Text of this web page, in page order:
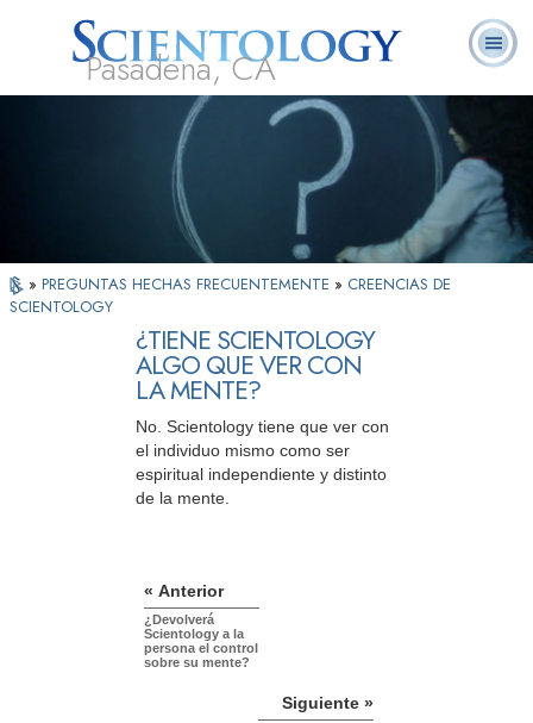
Pasadena, CA
¿Qué es
Scientology?
Ministros
Voluntarios
Preguntas
Frecuentes
» PREGUNTAS HECHAS FRECUENTEMENTE » CREENCIAS DE
SCIENTOLOGY
¿TIENE SCIENTOLOGY
ALGO QUE VER CON
LA MENTE?
No. Scientology tiene que ver con
el individuo mismo como ser
espiritual independiente y distinto
de la mente.
« Anterior
¿Devolverá
Scientology a la
persona el control
sobre su mente?
Siguiente »